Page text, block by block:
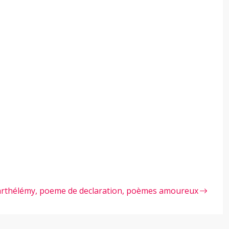
poeme de declaration, poèmes amoureux